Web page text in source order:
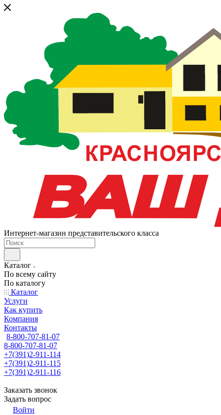
Интернет-магазин представительского класса
Каталог
По всему сайту
По каталогу
Каталог
Услуги
Как купить
Компания
Контакты
8-800-707-81-07
8-800-707-81-07
+7(391)2-911-114
+7(391)2-911-115
+7(391)2-911-116
Заказать звонок
Задать вопрос
Войти